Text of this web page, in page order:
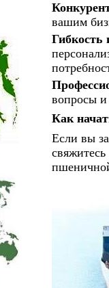
вашим
Гибкость
вопросы и
Как
Если вы